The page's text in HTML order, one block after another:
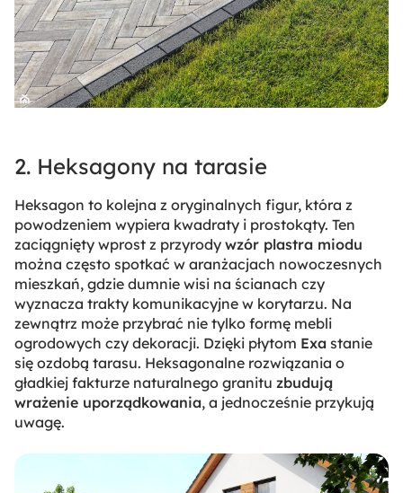
2. Heksagony na tarasie
Heksagon to kolejna z oryginalnych figur, która z
powodzeniem wypiera kwadraty i prostokąty. Ten
zaciągnięty wprost z przyrody wzór plastra miodu
można często spotkać w aranżacjach nowoczesnych
mieszkań, gdzie dumnie wisi na ścianach czy
wyznacza trakty komunikacyjne w korytarzu. Na
zewnątrz może przybrać nie tylko formę mebli
ogrodowych czy dekoracji. Dzięki płytom Exa stanie
się ozdobą tarasu. Heksagonalne rozwiązania o
gładkiej fakturze naturalnego granitu zbudują
wrażenie uporządkowania, a jednocześnie przykują
uwagę.